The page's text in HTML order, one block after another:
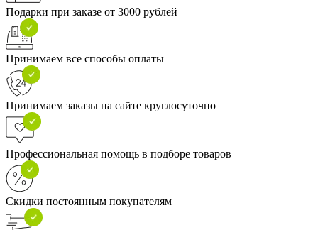
Подарки при заказе от 3000 рублей
Принимаем все способы оплаты
Принимаем заказы на сайте круглосуточно
Профессиональная помощь в подборе товаров
Скидки постоянным покупателям